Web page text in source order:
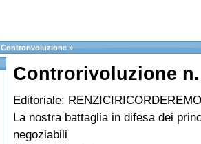
Controrivoluzione »
Controrivoluzione n.
Editoriale: RENZICIRICORDEREMO
La nostra battaglia in difesa dei
negoziabili